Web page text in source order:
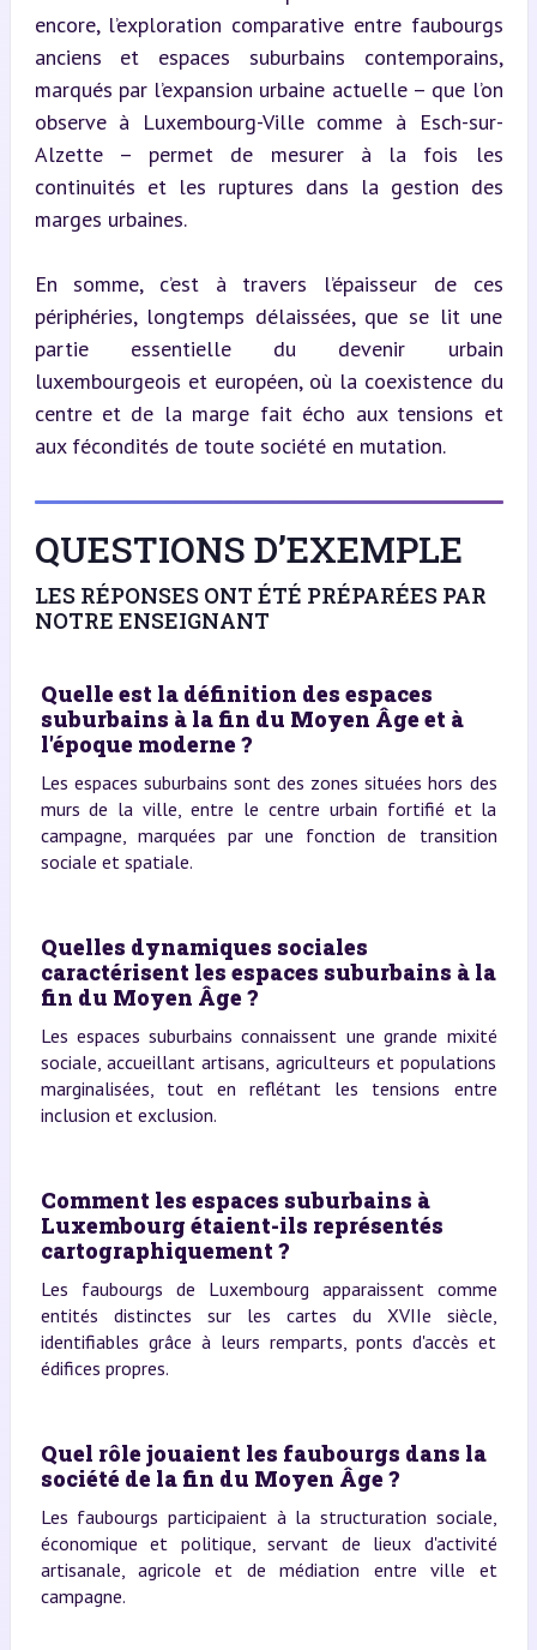
encore, l’exploration comparative entre faubourgs
anciens et espaces suburbains contemporains,
marqués par l’expansion urbaine actuelle – que l’on
observe à Luxembourg-Ville comme à Esch-sur-
Alzette – permet de mesurer à la fois les
continuités et les ruptures dans la gestion des
marges urbaines.
En somme, c’est à travers l’épaisseur de ces
périphéries, longtemps délaissées, que se lit une
partie essentielle du devenir urbain
luxembourgeois et européen, où la coexistence du
centre et de la marge fait écho aux tensions et
aux fécondités de toute société en mutation.
QUESTIONS D’EXEMPLE
LES RÉPONSES ONT ÉTÉ PRÉPARÉES PAR
NOTRE ENSEIGNANT
Quelle est la définition des espaces
suburbains à la fin du Moyen Âge et à
l'époque moderne ?
Les espaces suburbains sont des zones situées hors des
murs de la ville, entre le centre urbain fortifié et la
campagne, marquées par une fonction de transition
sociale et spatiale.
Quelles dynamiques sociales
caractérisent les espaces suburbains à la
fin du Moyen Âge ?
Les espaces suburbains connaissent une grande mixité
sociale, accueillant artisans, agriculteurs et populations
marginalisées, tout en reflétant les tensions entre
inclusion et exclusion.
Comment les espaces suburbains à
Luxembourg étaient-ils représentés
cartographiquement ?
Les faubourgs de Luxembourg apparaissent comme
entités distinctes sur les cartes du XVIIe siècle,
identifiables grâce à leurs remparts, ponts d'accès et
édifices propres.
Quel rôle jouaient les faubourgs dans la
société de la fin du Moyen Âge ?
Les faubourgs participaient à la structuration sociale,
économique et politique, servant de lieux d'activité
artisanale, agricole et de médiation entre ville et
campagne.